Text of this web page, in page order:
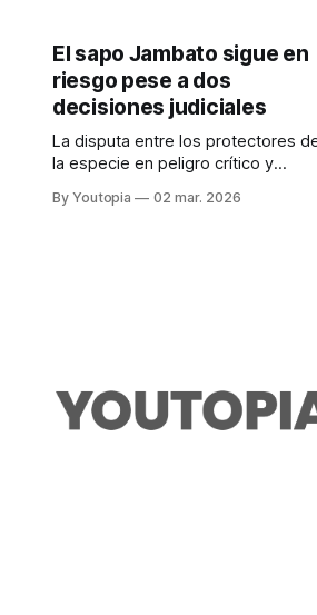
El sapo Jambato sigue en
riesgo pese a dos
decisiones judiciales
La disputa entre los protectores
la especie en peligro crítico y
para Angamarca no cesa. ¿Qué falló
By Youtopia 02 mar. 2026